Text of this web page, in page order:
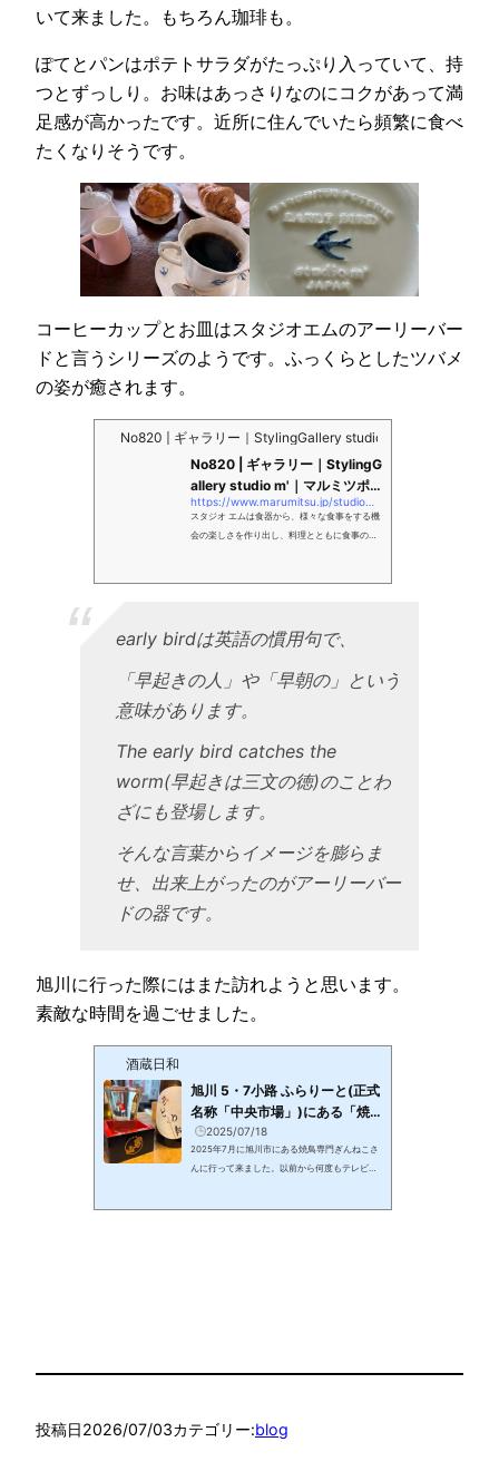
いて来ました。もちろん珈琲も。
ぽてとパンはポテトサラダがたっぷり入っていて、持
つとずっしり。お味はあっさりなのにコクがあって満
足感が高かったです。近所に住んでいたら頻繁に食べ
たくなりそうです。
コーヒーカップとお皿はスタジオエムのアーリーバー
ドと言うシリーズのようです。ふっくらとしたツバメ
の姿が癒されます。
No820 | ギャラリー｜StylingGallery studio m'｜マルミツポテ
No820 | ギャラリー｜StylingG
allery studio m'｜マルミツポ
テリ
スタジオ エムは食器から、様々な食事をする機
会の楽しさを作り出し、料理とともに食事の時
early birdは英語の慣用句で、
「早起きの人」や「早朝の」という
意味があります。
The early bird catches the
worm(早起きは三文の徳)のことわ
ざにも登場します。
そんな言葉からイメージを膨らま
せ、出来上がったのがアーリーバー
ドの器です。
旭川に行った際にはまた訪れようと思います。
素敵な時間を過ごせました。
酒蔵日和
旭川 5・7小路 ふらりーと(正式
名称「中央市場」)にある「焼
鳥専門ぎんねこ」さん…
2025/07/18
2025年7月に旭川市にある焼鳥専門ぎんねこさ
んに行って来ました。以前から何度もテレビで
投稿日2026/07/03カテゴリー:blog